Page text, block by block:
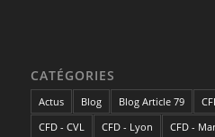
CATÉGORIES
Actus Blog Blog Article 79
CFD - CVL
CFD - Lyon CFD -